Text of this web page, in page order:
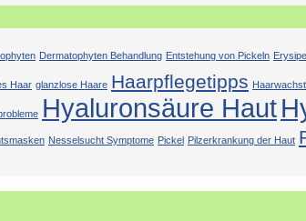
Dermatophyten Behandlung Entstehung von Pickeln
Haar glanzlose Haare Haarpflegetipps
Hyaluronsäure Haut
Nesselsucht Symptome Pickel Pilzerkrankung der Haut